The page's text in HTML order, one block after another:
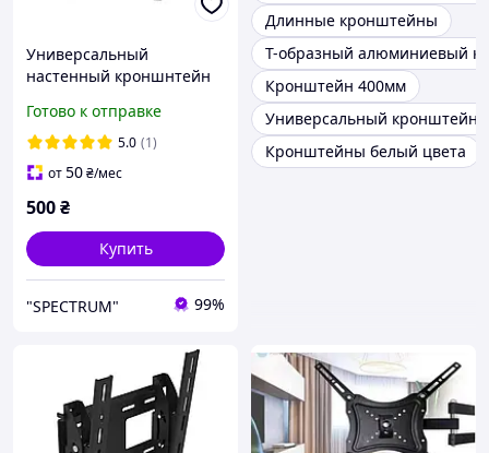
Универсальный
настенный кроншнтейн
BZ02-41 Крепление для
телевизора на стену 55
Готово к отправке
5.0 (1)
от50₴/мес
500₴
Купить
"SPECTRUM" 99%
Длинные кронштейны
Т-образный алюминиевый
Кронштейн 400мм
Универсальный кронштейн
Кронштейны белый цвета